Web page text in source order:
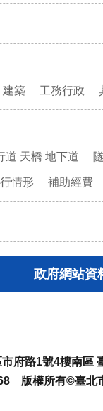
建築 工務行政
道 天橋 地下道
情形 補助經費
政府網站資
府路1號4樓南區
版權所有©臺北